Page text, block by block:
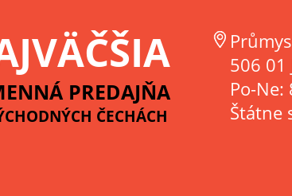
PREDAJŇA
ČECHÁCH
506 01
Po-Ne:
Štátne